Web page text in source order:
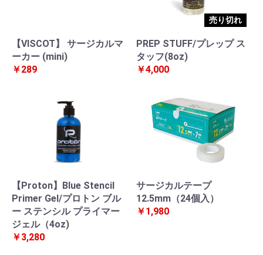
【VISCOT】 サージカルマ
ーカー (mini)
￥289
売り切れ
PREP STUFF/プレップ ス
タッフ(8oz)
￥4,000
【Proton】Blue Stencil
Primer Gel/プロトン ブル
ー ステンシル プライマー
ジェル（4oz)
￥3,280
サージカルテープ
12.5mm（24個入）
￥1,980